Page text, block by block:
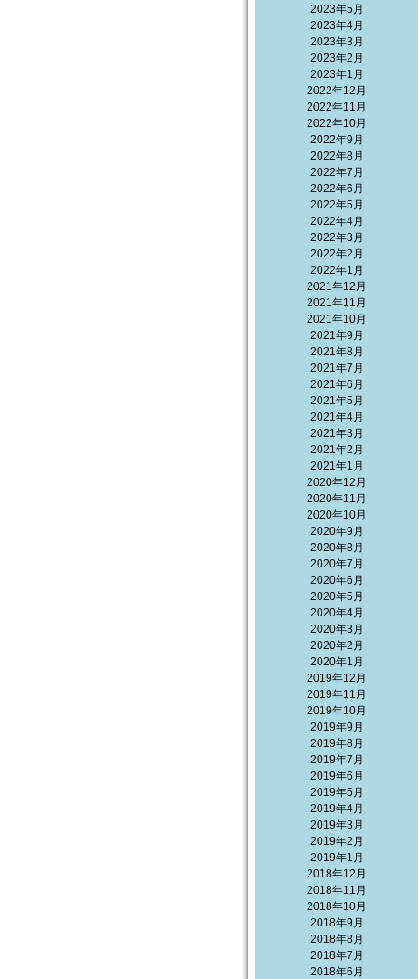
2023年5月
2023年4月
2023年3月
2023年2月
2023年1月
2022年12月
2022年11月
2022年10月
2022年9月
2022年8月
2022年7月
2022年6月
2022年5月
2022年4月
2022年3月
2022年2月
2022年1月
2021年12月
2021年11月
2021年10月
2021年9月
2021年8月
2021年7月
2021年6月
2021年5月
2021年4月
2021年3月
2021年2月
2021年1月
2020年12月
2020年11月
2020年10月
2020年9月
2020年8月
2020年7月
2020年6月
2020年5月
2020年4月
2020年3月
2020年2月
2020年1月
2019年12月
2019年11月
2019年10月
2019年9月
2019年8月
2019年7月
2019年6月
2019年5月
2019年4月
2019年3月
2019年2月
2019年1月
2018年12月
2018年11月
2018年10月
2018年9月
2018年8月
2018年7月
2018年6月